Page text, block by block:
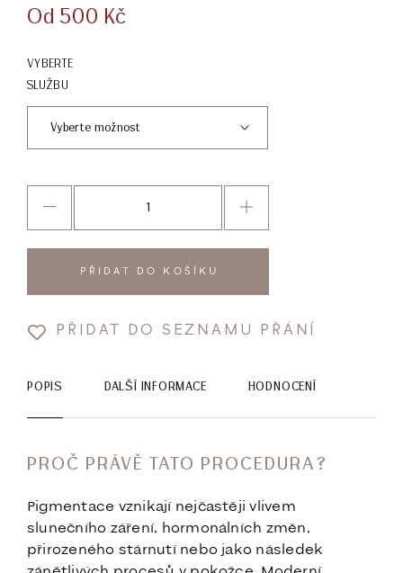
Od 500 Kč
VYBERTE
SLUŽBU
PŘIDAT DO KOŠÍKU
PŘIDAT DO SEZNAMU PŘÁNÍ
POPIS DALŠÍ INFORMACE HODNOCENÍ
PROČ PRÁVĚ TATO PROCEDURA?
Pigmentace vznikají nejčastěji vlivem
slunečního záření, hormonálních změn,
přirozeného stárnutí nebo jako následek